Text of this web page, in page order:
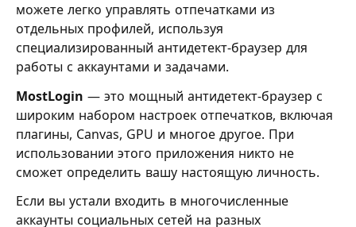
можете легко управлять отпечатками из
отдельных профилей, используя
специализированный антидетект-браузер для
работы с аккаунтами и задачами.
MostLogin — это мощный антидетект-браузер с
широким набором настроек отпечатков, включая
плагины, Canvas, GPU и многое другое. При
использовании этого приложения никто не
сможет определить вашу настоящую личность.
Если вы устали входить в многочисленные
аккаунты социальных сетей на разных